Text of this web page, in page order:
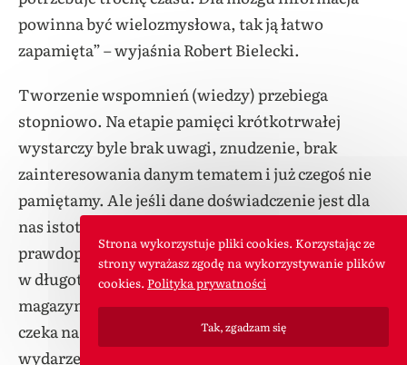
powinna być wielozmysłowa, tak ją łatwo
zapamięta” – wyjaśnia Robert Bielecki.
Tworzenie wspomnień (wiedzy) przebiega
stopniowo. Na etapie pamięci krótkotrwałej
wystarczy byle brak uwagi, znudzenie, brak
zainteresowania danym tematem i już czegoś nie
pamiętamy. Ale jeśli dane doświadczenie jest dla
nas istotne, wywołuje emocje, jest większe
prawdopodobieństwo, że zostanie przekształcone
w długotrwale wspomnienie. Hipokamp
magazynujący swoją interpretację wydarzenia
czeka na bodziec, który pobudzi pamięć o tym
wydarzeniu. Ponowne pobudzanie jest niezbędne,
Strona wykorzystuje pliki cookies. Korzystając ze
strony wyrażasz zgodę na wykorzystywanie plików
cookies. Polityka prywatności
Tak, zgadzam się